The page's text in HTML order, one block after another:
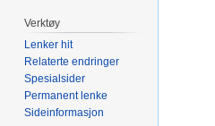
Verktøy
Lenker hit
Relaterte endringer
Spesialsider
Permanent lenke
Sideinformasjon